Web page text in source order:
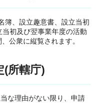
簿、設立趣意書、設立当初
初及び翌事業年度の活動
公衆に縦覧されます。
(所轄庁)
な理由がない限り、申請